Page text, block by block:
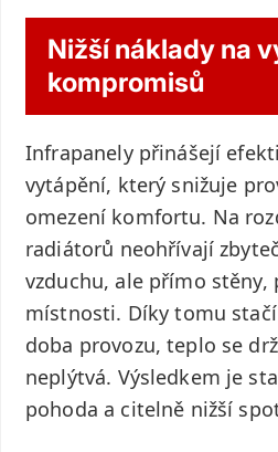
Nižší náklady na
kompromisů
Infrapanely přinášejí
vytápění, který snižuje
omezení komfortu. Na
radiátorů neohřívají
vzduchu, ale přímo stěny,
místnosti. Díky tomu
doba provozu, teplo se
neplýtvá. Výsledkem je
pohoda a citelně nižší